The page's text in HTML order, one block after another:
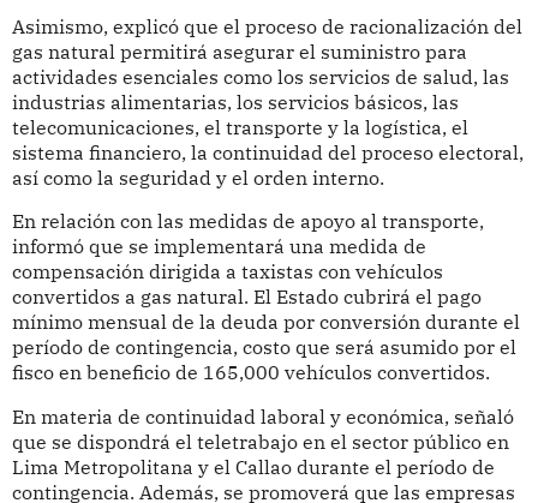
Asimismo, explicó que el proceso de racionalización del
gas natural permitirá asegurar el suministro para
actividades esenciales como los servicios de salud, las
industrias alimentarias, los servicios básicos, las
telecomunicaciones, el transporte y la logística, el
sistema financiero, la continuidad del proceso electoral,
así como la seguridad y el orden interno.
En relación con las medidas de apoyo al transporte,
informó que se implementará una medida de
compensación dirigida a taxistas con vehículos
convertidos a gas natural. El Estado cubrirá el pago
mínimo mensual de la deuda por conversión durante el
período de contingencia, costo que será asumido por el
fisco en beneficio de 165,000 vehículos convertidos.
En materia de continuidad laboral y económica, señaló
que se dispondrá el teletrabajo en el sector público en
Lima Metropolitana y el Callao durante el período de
contingencia. Además, se promoverá que las empresas